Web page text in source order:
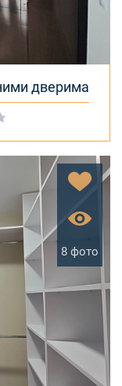
дверима
8 фото